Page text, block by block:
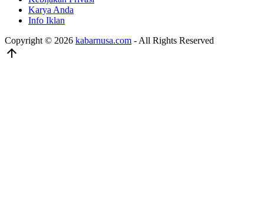
Karya Anda
Info Iklan
Copyright © 2026 kabarnusa.com - All Rights Reserved
arrow_upward